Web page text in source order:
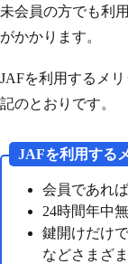
未会員の方でも利
がかかります。
JAFを利用するメ
記のとおりです。
JAFを利用する
会員であれ
24時間年中
鍵開けだけ
などさまざ